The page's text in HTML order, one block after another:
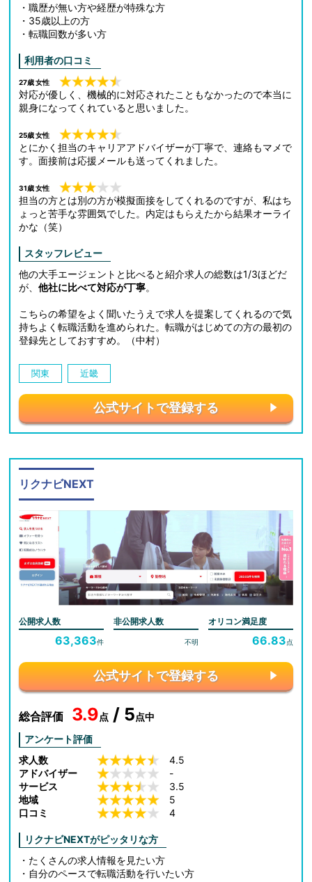
・職歴が無い方や経歴が特殊な方
・35歳以上の方
・転職回数が多い方
利用者の口コミ
27歳 女性
対応が優しく、機械的に対応されたこともなかったので本当に
親身になってくれていると思いました。
25歳 女性
とにかく担当のキャリアアドバイザーが丁寧で、連絡もマメで
す。面接前は応援メールも送ってくれました。
31歳 女性
担当の方とは別の方が模擬面接をしてくれるのですが、私はち
ょっと苦手な雰囲気でした。内定はもらえたから結果オーライ
かな（笑）
スタッフレビュー
他の大手エージェントと比べると紹介求人の総数は1/3ほどだ
が、他社に比べて対応が丁寧。
こちらの希望をよく聞いたうえで求人を提案してくれるので気
持ちよく転職活動を進められた。転職がはじめての方の最初の
登録先としておすすめ。（中村）
関東 近畿
公式サイトで登録する
リクナビNEXT
公開求人数
63,363件
非公開求人数
不明
オリコン満足度
66.83点
公式サイトで登録する
総合評価 3.9点 / 5点中
アンケート評価
求人数
4.5
アドバイザー
-
サービス
3.5
地域
5
口コミ
4
リクナビNEXTがピッタリな方
・たくさんの求人情報を見たい方
・自分のペースで転職活動を行いたい方